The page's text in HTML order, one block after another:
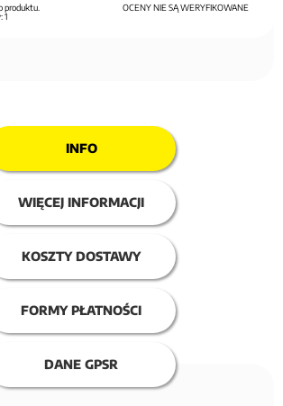
OCENY NIE SĄ WERYFIKOWANE
produktu.
1
INFO
WIĘCEJ INFORMACJI
KOSZTY DOSTAWY
FORMY PŁATNOŚCI
DANE GPSR